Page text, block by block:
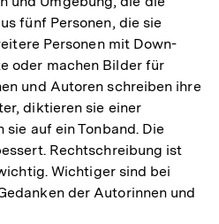
fünf Personen, die sie
Personen mit Down-
oder machen Bilder für
und Autoren schreiben ihre
diktieren sie einer
auf ein Tonband. Die
Rechtschreibung ist
Wichtiger sind bei
der Autorinnen und